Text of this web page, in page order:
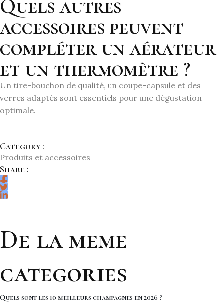
Quels autres
accessoires peuvent
compléter un aérateur
et un thermomètre ?
Un tire-bouchon de qualité, un coupe-capsule et des
verres adaptés sont essentiels pour une dégustation
optimale.
Category :
Produits et accessoires
Share :
De la meme
categories
Quels sont les 10 meilleurs champagnes en 2026 ?